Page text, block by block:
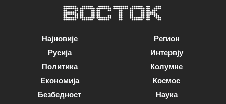
Најновије
Русија
Политика
Економија
Безбедност
Регион
Интервју
Колумне
Космос
Наука